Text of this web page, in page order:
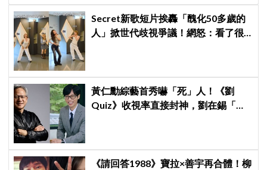
Secret新歌短片挨轟「醜化50多歲的
人」掀世代歧視爭議！網怒：看了很
黃仁勳綜藝首秀嚇「死」人！《劉
Quiz》收視率直接封神，劉在錫「MC
《請回答1988》寶拉×善宇再合體！柳